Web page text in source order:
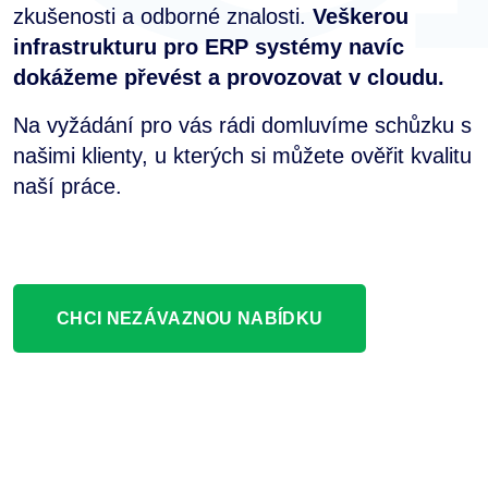
zkušenosti a odborné znalosti. Veškerou
infrastrukturu pro ERP systémy navíc
dokážeme převést a provozovat v cloudu.
Na vyžádání pro vás rádi domluvíme schůzku s
našimi klienty, u kterých si můžete ověřit kvalitu
naší práce.
CHCI NEZÁVAZNOU NABÍDKU